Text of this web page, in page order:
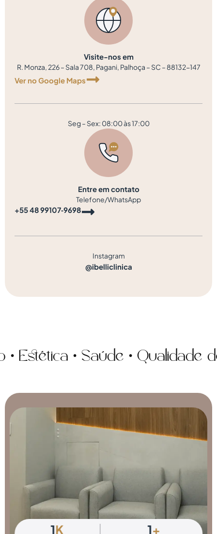
Visite-nos em
R. Monza, 226 – Sala 708, Pagani, Palhoça – SC – 88132-147
Ver no Google Maps
Seg – Sex: 08:00 às 17:00
Entre em contato
Telefone/WhatsApp
‪+55 48 99107‑9698‬
Instagram
@ibelliclinica
• Saúde • Qualidade de
1K 1+